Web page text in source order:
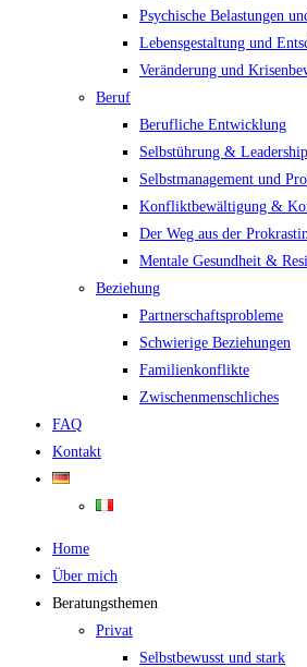
Psychische Belastungen
Lebensgestaltung und
Veränderung und
Beruf
Berufliche Entwicklung
Selbstührung & Leadership
Selbstmanagement und
Konfliktbewältigung &
Der Weg aus der
Mentale Gesundheit &
Beziehung
Partnerschaftsprobleme
Schwierige Beziehungen
Familienkonflikte
Zwischenmenschliches
FAQ
Kontakt
Home
Über mich
Beratungsthemen
Privat
Selbstbewusst und stark